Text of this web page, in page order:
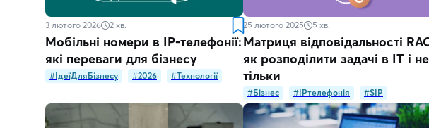
3 лютого 2026 2 хв.
Мобільні номери в IP-телефонії:
які переваги для бізнесу
#ІдеїДляБізнесу #2026 #Технології
25 лютого 2025 5 хв.
Матриця відповідальності
як розподілити задачі в IT і не
тільки
#Бізнес #IPтелефонія #SIP